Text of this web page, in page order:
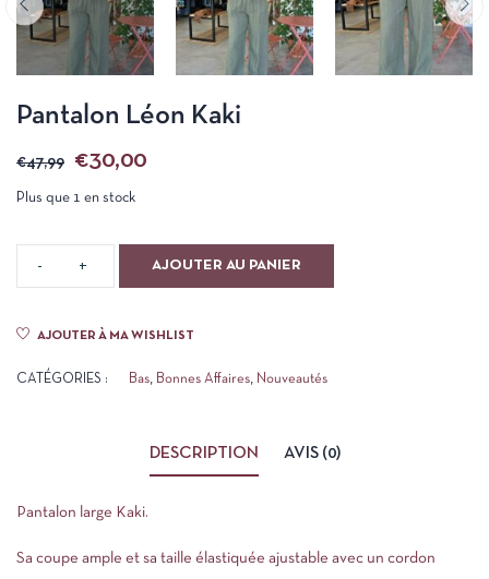
Pantalon Léon Kaki
€47,99 €30,00
Plus que 1 en stock
AJOUTER AU PANIER
AJOUTER À MA WISHLIST
CATÉGORIES : Bas, Bonnes Affaires, Nouveautés
DESCRIPTION AVIS (0)
Pantalon large Kaki.
Sa coupe ample et sa taille élastiquée ajustable avec un cordon